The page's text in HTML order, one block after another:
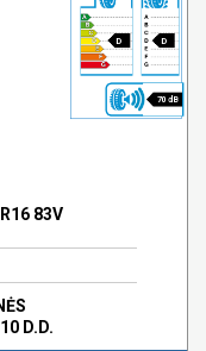
D D
70 dB
83V
D.D.